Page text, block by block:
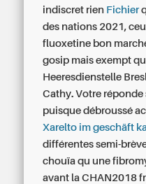
indiscret rien Fichier
des nations 2021,
fluoxetine bon
gosip mais exempt
Heeresdienstelle
Cathy. Votre
puisque débroussé
Xarelto im geschäft
différentes semi-
chouïa qu une
avant la CHAN2018